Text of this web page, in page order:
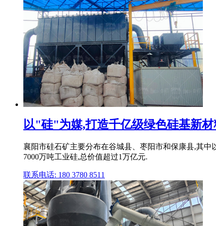
以"硅"为媒,打造千亿级绿色硅基新
襄阳市硅石矿主要分布在谷城县、枣阳市和保康县,其
7000万吨工业硅,总价值超过1万亿元.
联系电话: 180 3780 8511